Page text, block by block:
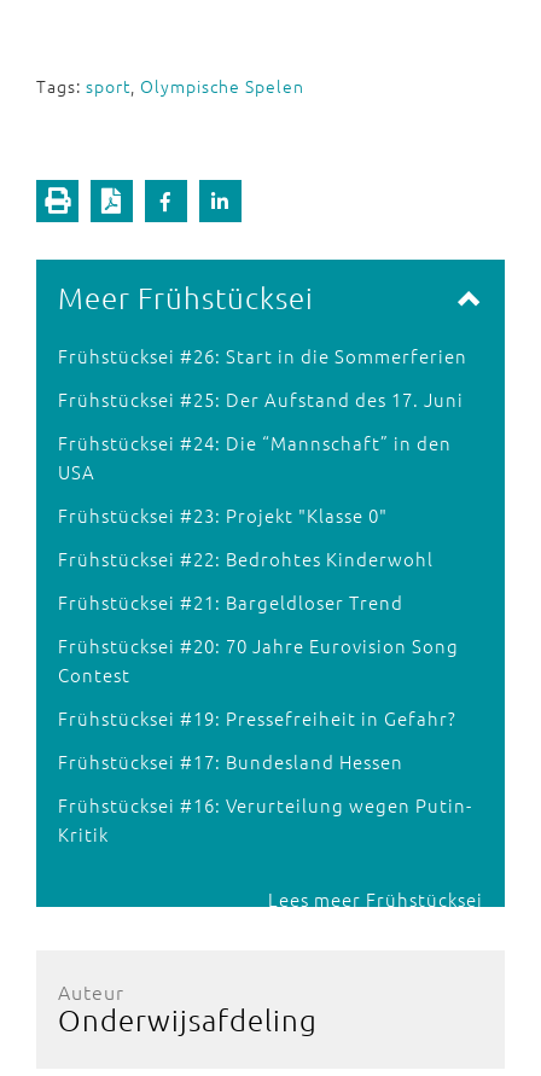
Tags: sport, Olympische Spelen
Meer Frühstücksei
Frühstücksei #26: Start in die Sommerferien
Frühstücksei #25: Der Aufstand des 17. Juni
Frühstücksei #24: Die “Mannschaft” in den
USA
Frühstücksei #23: Projekt "Klasse 0"
Frühstücksei #22: Bedrohtes Kinderwohl
Frühstücksei #21: Bargeldloser Trend
Frühstücksei #20: 70 Jahre Eurovision Song
Contest
Frühstücksei #19: Pressefreiheit in Gefahr?
Frühstücksei #17: Bundesland Hessen
Frühstücksei #16: Verurteilung wegen Putin-
Kritik
Lees meer Frühstücksei
Auteur
Onderwijsafdeling